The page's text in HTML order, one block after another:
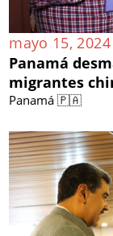
mayo 15,
Panamá
migrantes
Panamá 🇵🇦